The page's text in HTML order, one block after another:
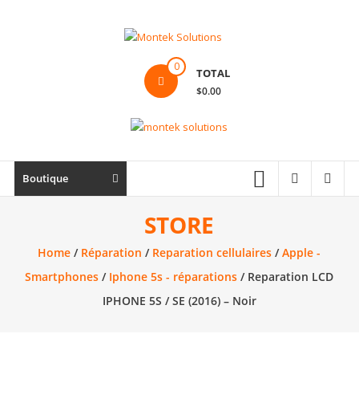
Ordinateur,
électronique
0 TOTAL
$0.00
Boutique
STORE
Home / Réparation / Reparation cellulaires /Apple -
Smartphones / Iphone 5s - réparations / Reparation LCD
IPHONE 5S / SE (2016) – Noir